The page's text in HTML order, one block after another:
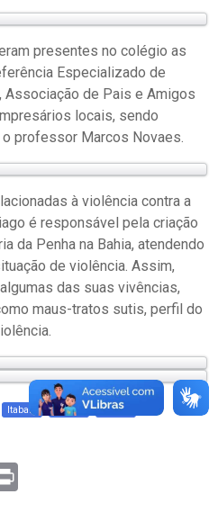
presentes no colégio as
Especializado de
Associação de Pais e Amigos
locais, sendo
professor Marcos Novaes.
à violência contra a
é responsável pela criação
da Penha na Bahia, atendendo
de violência. Assim,
das suas vivências,
maus-tratos sutis, perfil do
Itabatã , Mucuri , Mulher